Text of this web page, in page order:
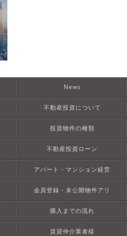
News
不動産投資について
投資物件の種類
不動産投資ローン
アパート・マンション経営
会員登録・未公開物件アリ
購入までの流れ
賃貸仲介業者様